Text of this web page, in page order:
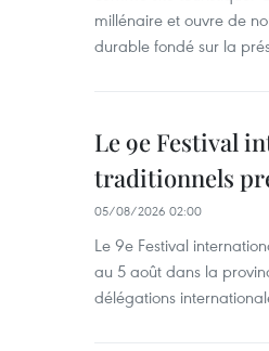
millénaire et ouvre de
durable fondé sur la
Le 9e Festival
traditionnels
05/08/2026 02:00
Le 9e Festival
au 5 août dans la
délégations